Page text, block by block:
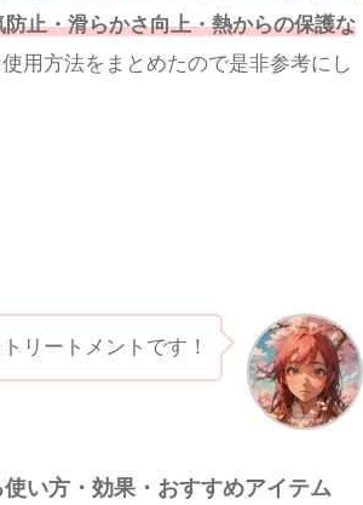
止・滑らかさ向上・熱からの保護な
用方法をまとめたので是非参考にし
リートメントです！
い方・効果・おすすめアイテム